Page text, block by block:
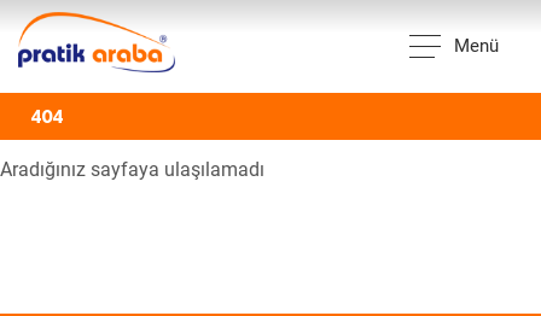
Menü
404
Aradığınız sayfaya ulaşılamadı